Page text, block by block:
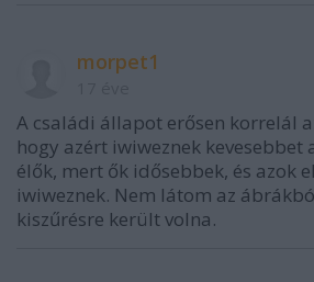
morpet1
A családi állapot erősen korrelál
hogy azért iwiweznek
élők, mert ők idősebbek, és azok
iwiweznek. Nem látom az
kiszűrésre került volna.